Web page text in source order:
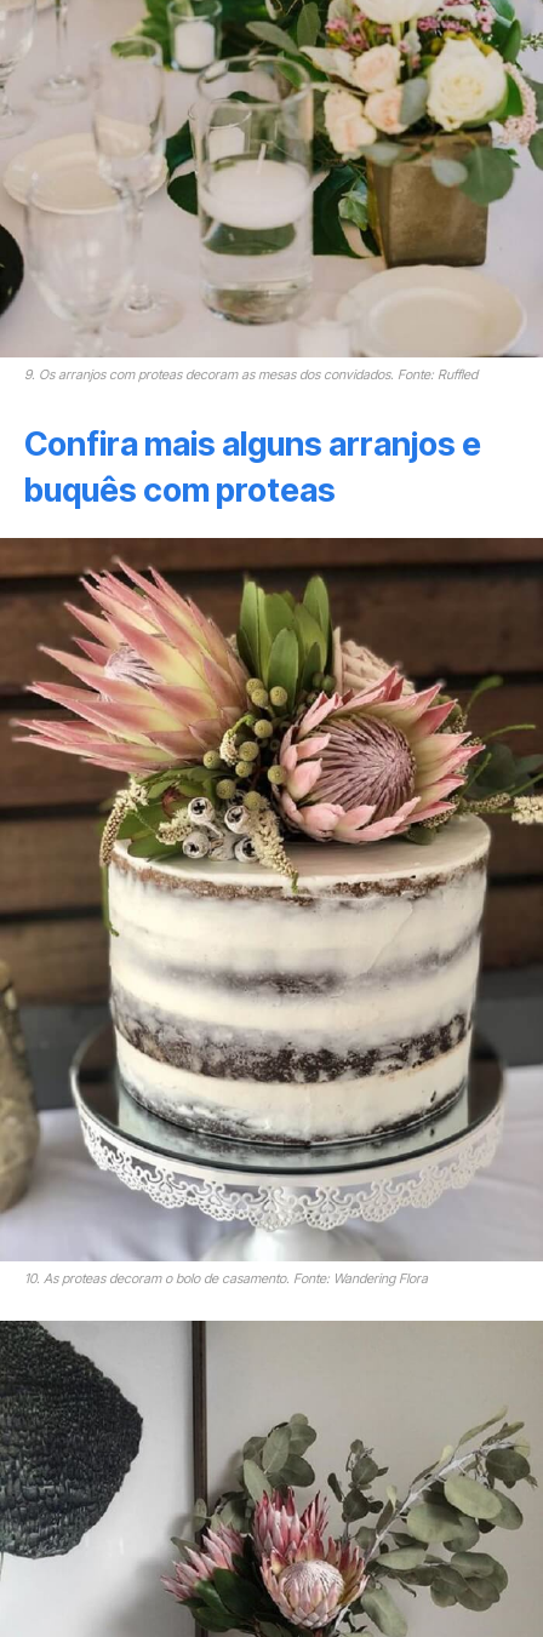
9. Os arranjos com proteas decoram as mesas dos convidados. Fonte: Ruffled
Confira mais alguns arranjos e
buquês com proteas
10. As proteas decoram o bolo de casamento. Fonte: Wandering Flora